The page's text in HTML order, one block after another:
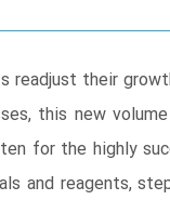
readjust their
this new
for the highly
and reagents,